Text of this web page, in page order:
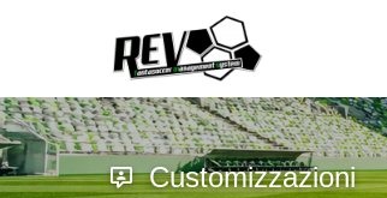
Customizzazioni